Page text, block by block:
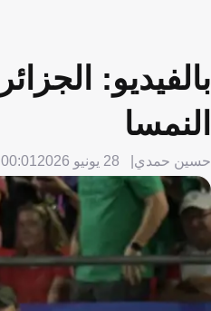
النمسا
حسين حمدي 28 يونيو 2026 00:01